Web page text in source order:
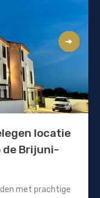
locatie
Brijuni-
met prachtige